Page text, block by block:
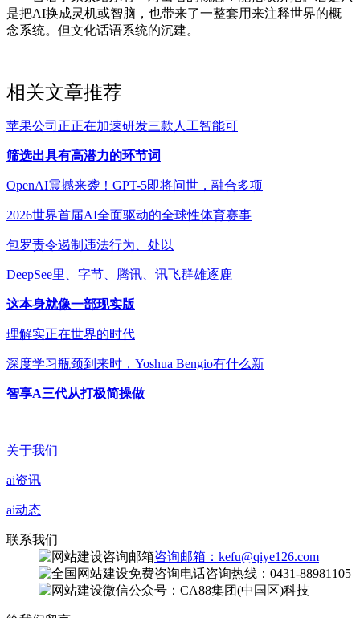
是把AI换成灵机或智脑，也带来了一整套用来注释世界的概
念系统。但文化话语系统的沉建。
相关文章推荐
苹果公司正正在加速研发三款人工智能可
筛选出具有高潜力的环节词
OpenAI震撼来袭！GPT-5即将问世，融合多项
2026世界首届AI全面驱动的全球性体育赛事
包罗责令遏制违法行为、处以
DeepSee里、字节、腾讯、讯飞群雄逐鹿
这本身就像一部现实版
理解实正在世界的时代
深度学习瓶颈到来时，Yoshua Bengio有什么新
智享A三代从打极简操做
关于我们
ai资讯
ai动态
联系我们
咨询邮箱：kefu@qiye126.com
咨询热线：0431-88981105
微信公众号：CA88集团(中国区)科技